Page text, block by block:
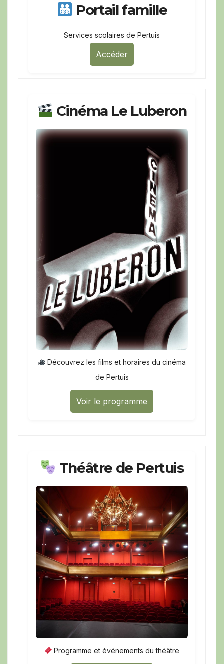
Portail famille
Services scolaires de Pertuis
Accéder
Cinéma Le Luberon
Découvrez les films et horaires du cinéma
de Pertuis
Voir le programme
Théâtre de Pertuis
Programme et événements du théâtre